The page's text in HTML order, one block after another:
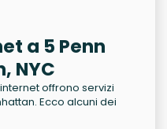
a 5 Penn
NYC
offrono servizi
Ecco alcuni dei